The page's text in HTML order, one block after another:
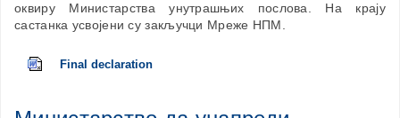
оквиру Министарства унутрашњих послова. На крају
састанка усвојени су закључци Мреже НПМ.
Final declaration